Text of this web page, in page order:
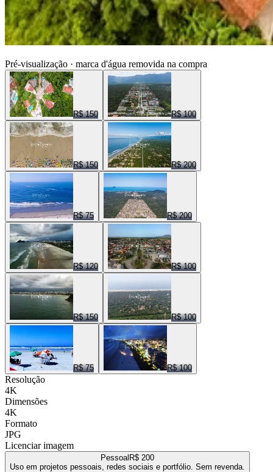
Pré-visualização · marca d'água removida na compra
R$ 150 R$ 100
R$ 150 R$ 200
R$ 75 R$ 200
R$ 120 R$ 100
R$ 150 R$ 100
R$ 75 R$ 100
Resolução
4K
Dimensões
4K
Formato
JPG
Licenciar imagem
Pessoal R$ 200
Uso em projetos pessoais, redes sociais e portfólio. Sem revenda.